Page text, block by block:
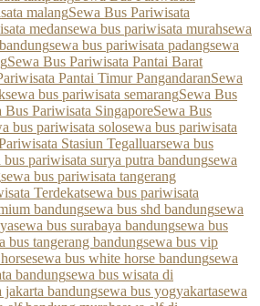
malangSewa Bus Pariwisata
medansewa bus pariwisata murahsewa
sewa bus pariwisata padangsewa
Sewa Bus Pariwisata Pantai Barat
Pantai Timur PangandaranSewa
sewa bus pariwisata semarangSewa Bus
Bus Pariwisata SingaporeSewa Bus
bus pariwisata solosewa bus pariwisata
Stasiun Tegalluarsewa bus
bus pariwisata surya putra bandungsewa
sewa bus pariwisata tangerang
Terdekatsewa bus pariwisata
bandungsewa bus shd bandungsewa
sewa bus surabaya bandungsewa bus
bus tangerang bandungsewa bus vip
sewa bus white horse bandungsewa
bandungsewa bus wisata di
jakarta bandungsewa bus yogyakartasewa